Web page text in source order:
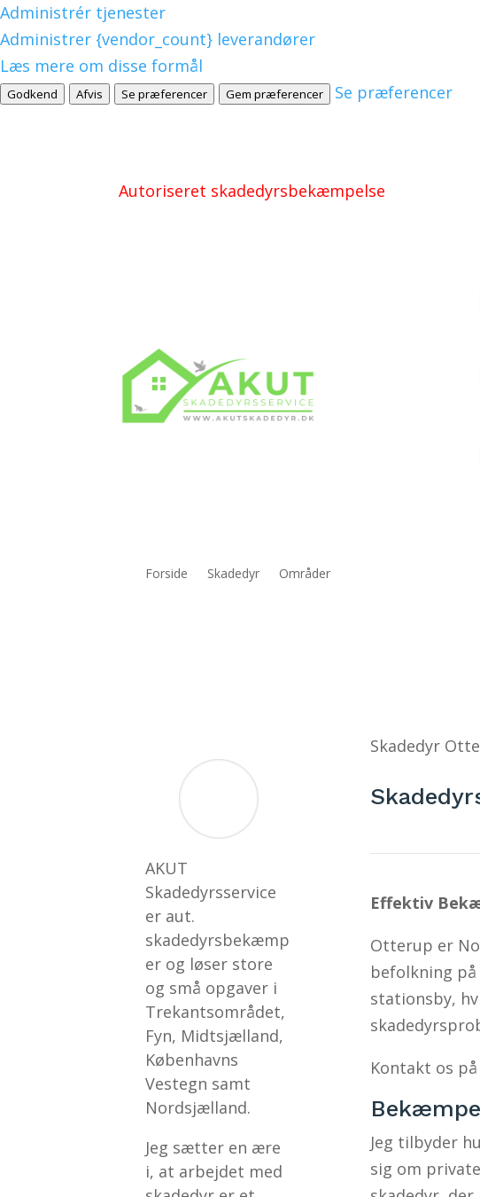
Administrér tjenester
Administrer {vendor_count} leverandører
Læs mere om disse formål
Godkend Afvis Se præferencer Gem præferencer Se præferencer
Autoriseret skadedyrsbekæmpelse
Forside Skadedyr Områder
AKUT
Skadedyrsservice
er aut.
skadedyrsbekæmp
er og løser store
og små opgaver i
Trekantsområdet,
Fyn, Midtsjælland,
Københavns
Vestegn samt
Nordsjælland.
Jeg sætter en ære
i, at arbejdet med
Skadedyr
Effektiv
Otterup er
befolkning
stationsby,
Kontakt os
Jeg tilbyder
sig om